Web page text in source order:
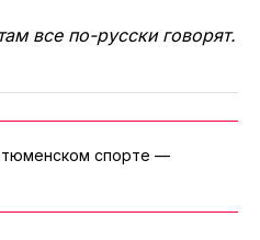
все по-русски говорят.
тюменском спорте —